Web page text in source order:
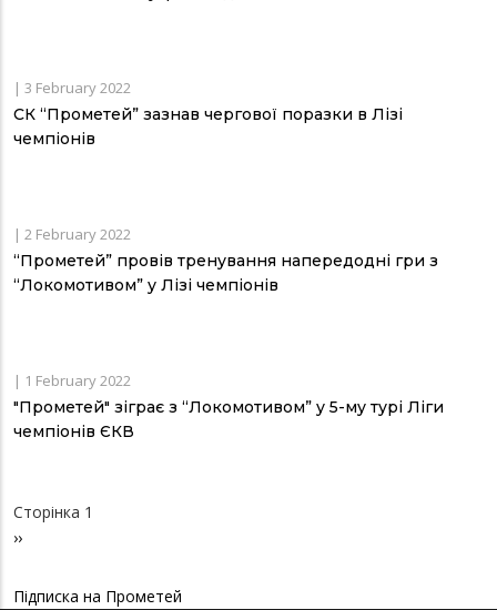
| 3 February 2022
СК “Прометей” зазнав чергової поразки в Лізі
чемпіонів
| 2 February 2022
“Прометей” провів тренування напередодні гри з
“Локомотивом” у Лізі чемпіонів
| 1 February 2022
"Прометей" зіграє з “Локомотивом” у 5-му турі Ліги
чемпіонів ЄКВ
Розбивка
на
Сторінка 1
Наступна
››
Підписка на Прометей